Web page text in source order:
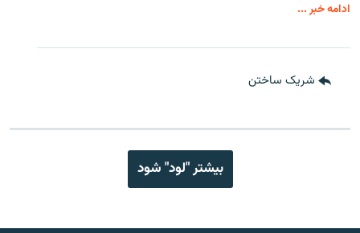
ادامه خبر ...
شریک ساختن
بیشتر "لود" شود